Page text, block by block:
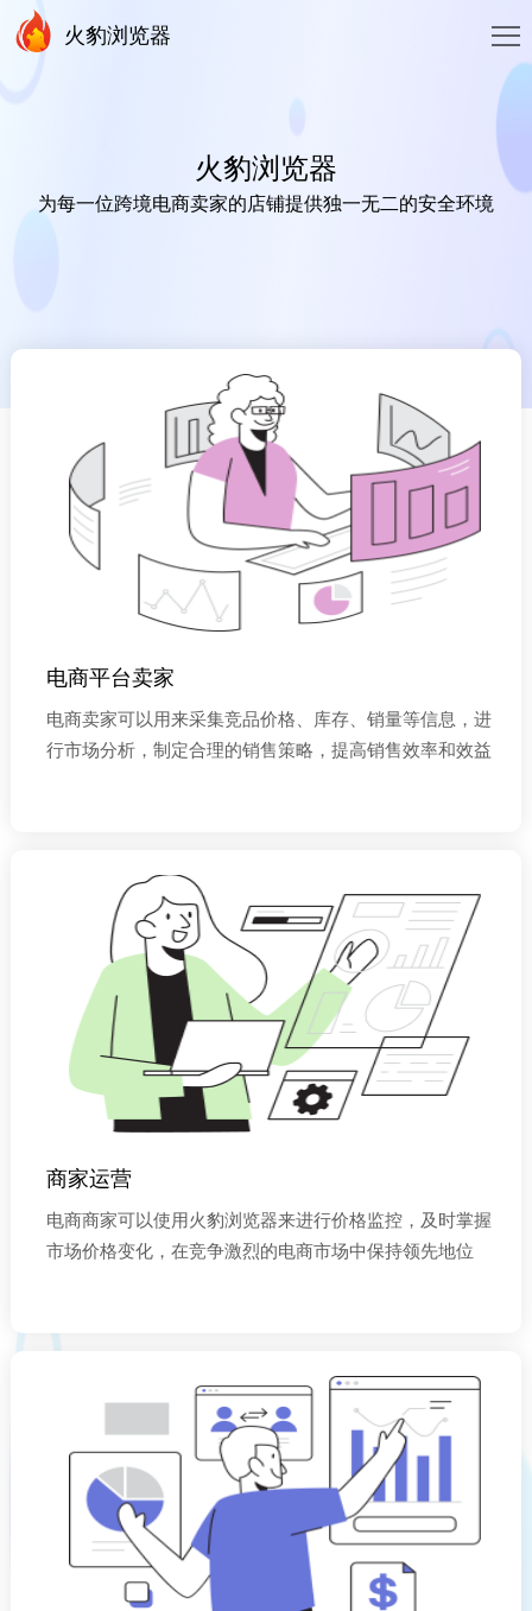
火豹浏览器
火豹浏览器
为每一位跨境电商卖家的店铺提供独一无二的安全环境
电商平台卖家
电商卖家可以用来采集竞品价格、库存、销量等信息，进
行市场分析，制定合理的销售策略，提高销售效率和效益
商家运营
电商商家可以使用火豹浏览器来进行价格监控，及时掌握
市场价格变化，在竞争激烈的电商市场中保持领先地位